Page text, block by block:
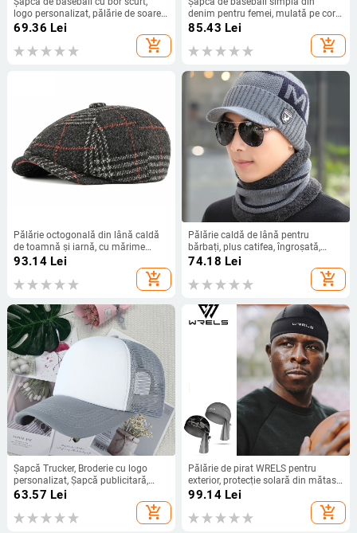
logo personalizat, pălărie de soare
simplă, cască de protecție
bărbătească pentru catering,
pălărie tip cioc de rață.
69.36 Lei
add_shopping_cart
denim pentru femei, mulată pe corp,
universală, lavabilă, pentru bărbați
și femei, perfectă pentru primăvară
și vară, cu protecție solară.
85.43 Lei
add_shopping_cart
Pălărie octogonală din lână caldă
de toamnă și iarnă, cu mărime
mare, pălărie de ziar, beretă cu
circumferință mare a capului,
pălărie pentru bărbați și femei,
93.14Lei
add_shopping_cart
Pălărie caldă de lână pentru
bărbați, plus catifea, îngroșată,
tricotată, stil coreean, eșarfă din
două piese, set de protecție a
urechilor
74.18 Lei
add_shopping_cart
Șapcă Trucker, Broderie cu logo
personalizat, Șapcă publicitară,
Imagine imprimată, Șapcă pentru
sporturi și timp liber în aer liber
pentru bărbați și femei
63.57 Lei
add_shopping_cart
Pălărie de pirat WRELS pentru
exterior, protecție solară din mătase
glacială, căptușeală pentru cască
de bicicletă cu uscare rapidă,
pălărie de vară, pălărie Harley
99.14Lei
add_shopping_cart